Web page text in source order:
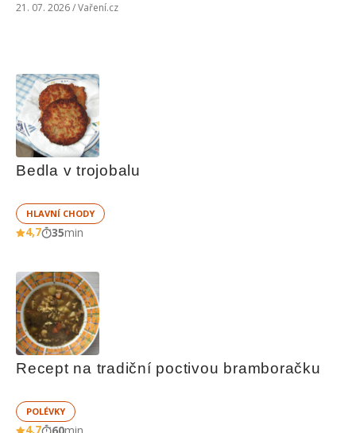
21. 07. 2026 / Vaření.cz
Bedla v trojobalu
HLAVNÍ CHODY
4,7 35min
Recept na tradiční poctivou bramboračku
POLÉVKY
4,7